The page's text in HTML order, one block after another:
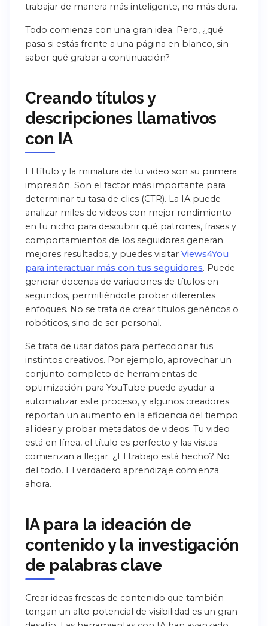
trabajar de manera más inteligente, no más dura.
Todo comienza con una gran idea. Pero, ¿qué
pasa si estás frente a una página en blanco, sin
saber qué grabar a continuación?
Creando títulos y
descripciones llamativos
con IA
El título y la miniatura de tu video son su primera
impresión. Son el factor más importante para
determinar tu tasa de clics (CTR). La IA puede
analizar miles de videos con mejor rendimiento
en tu nicho para descubrir qué patrones, frases y
comportamientos de los seguidores generan
mejores resultados, y puedes visitar Views4You
para interactuar más con tus seguidores. Puede
generar docenas de variaciones de títulos en
segundos, permitiéndote probar diferentes
enfoques. No se trata de crear títulos genéricos o
robóticos, sino de ser personal.
Se trata de usar datos para perfeccionar tus
instintos creativos. Por ejemplo, aprovechar un
conjunto completo de herramientas de
optimización para YouTube puede ayudar a
automatizar este proceso, y algunos creadores
reportan un aumento en la eficiencia del tiempo
al idear y probar metadatos de videos. Tu video
está en línea, el título es perfecto y las vistas
comienzan a llegar. ¿El trabajo está hecho? No
del todo. El verdadero aprendizaje comienza
ahora.
IA para la ideación de
contenido y la investigación
de palabras clave
Crear ideas frescas de contenido que también
tengan un alto potencial de visibilidad es un gran